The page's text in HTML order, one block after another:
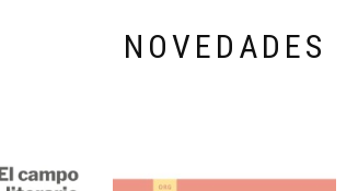
NOVEDADES